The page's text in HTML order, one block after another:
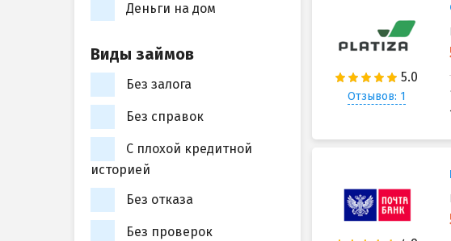
Отзывов: 1
Деньги на дом
Виды займов
Без залога
Без справок
С плохой кредитной
историей
Без отказа
Без проверок